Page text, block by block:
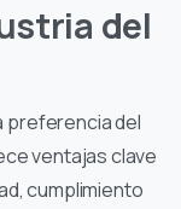
del
preferencia del
ventajas clave
cumplimiento